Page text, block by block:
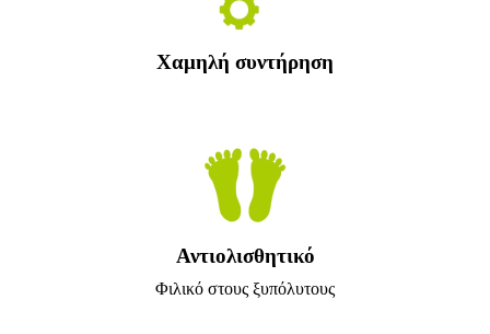
Χαμηλή συντήρηση
Αντιολισθητικό
Φιλικό στους ξυπόλυτους